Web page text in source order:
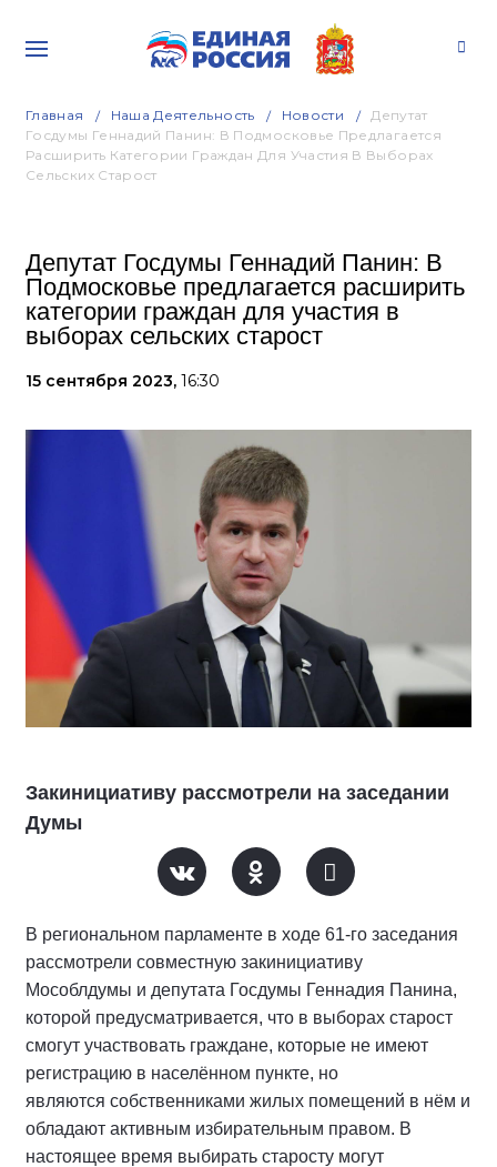
Главная Наша Деятельность Новости
Депутат
Госдумы Геннадий Панин: В Подмосковье Предлагается
Расширить Категории Граждан Для Участия В Выборах
Сельских Старост
Депутат Госдумы Геннадий Панин: В
Подмосковье предлагается расширить
категории граждан для участия в
выборах сельских старост
15 сентября 2023, 16:30
Закинициативу рассмотрели на заседании
Думы
В региональном парламенте в ходе 61-го заседания
рассмотрели совместную закинициативу
Мособлдумы и депутата Госдумы Геннадия Панина,
которой предусматривается, что в выборах старост
смогут участвовать граждане, которые не имеют
регистрацию в населённом пункте, но
являются собственниками жилых помещений в нём и
обладают активным избирательным правом. В
настоящее время выбирать старосту могут